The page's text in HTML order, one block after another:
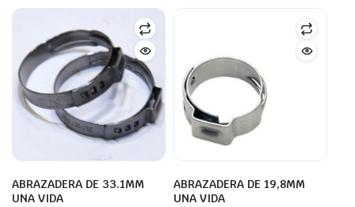
ABRAZADERA DE 33.1MM
UNA VIDA
ABRAZADERA DE 19,8MM
UNA VIDA